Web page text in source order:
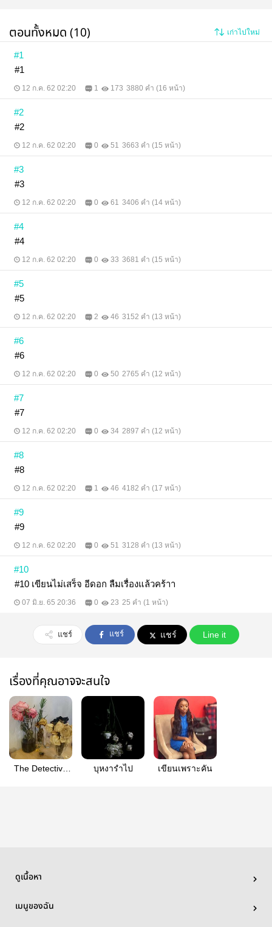
ตอนทั้งหมด (10) เก่าไปใหม่
#1
#1
12 ก.ค. 62 02:20 1 173 3880 คำ (16 หน้า)
#2
#2
12 ก.ค. 62 02:20 0 51 3663 คำ (15 หน้า)
#3
#3
12 ก.ค. 62 02:20 0 61 3406 คำ (14 หน้า)
#4
#4
12 ก.ค. 62 02:20 0 33 3681 คำ (15 หน้า)
#5
#5
12 ก.ค. 62 02:20 2 46 3152 คำ (13 หน้า)
#6
#6
12 ก.ค. 62 02:20 0 50 2765 คำ (12 หน้า)
#7
#7
12 ก.ค. 62 02:20 0 34 2897 คำ (12 หน้า)
#8
#8
12 ก.ค. 62 02:20 1 46 4182 คำ (17 หน้า)
#9
#9
12 ก.ค. 62 02:20 0 51 3128 คำ (13 หน้า)
#10
#10 เขียนไม่เสร็จ อีดอก ลืมเรื่องแล้วคร้าา
07 มิ.ย. 65 20:36 0 23 25 คำ (1 หน้า)
แชร์ แชร์ แชร์ Line it
เรื่องที่คุณอาจจะสนใจ
The Detective
บุหงารำไป เขียนเพราะคัน
ดูเนื้อหา
เมนูของฉัน